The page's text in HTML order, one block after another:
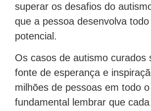
superar os desafios do
que a pessoa desenvolva
potencial.
Os casos de autismo curados
fonte de esperança e
milhões de pessoas em todo
fundamental lembrar que